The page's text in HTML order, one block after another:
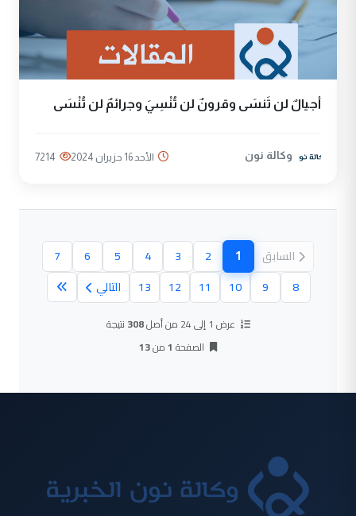
أجيالٌ لن تَنسَى وقرونٌ لن تُنْسِيَ وجرائمٌ لن تُنْسَى
وكالة نون الأحد 16 حزيران 2024 7214
السابق 1
(الصفحة الحالية)
2
3
4
5
6
7
8
9
10
11
12
13 التالي
عرض 1 إلى 24 من أصل 308 نتيجة
الصفحة 1من13